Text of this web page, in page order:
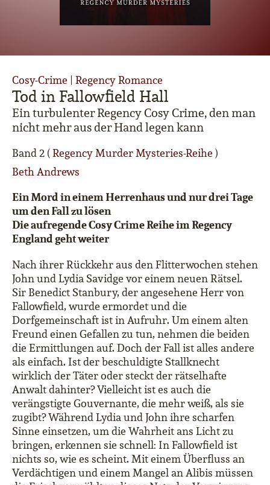
Tod in Fallowfield Hall
Ein turbulenter Regency Cosy Crime, den man
nicht mehr aus der Hand legen kann
Band 2 (Regency Murder Mysteries-Reihe )
Beth Andrews
Cosy-Crime | Regency Romance
Ein Mord in einem Herrenhaus und nur drei Tage
um den Fall zu lösen
Die aufregende Cosy Crime Reihe im Regency
England geht weiter
Nach ihrer Rückkehr aus den Flitterwochen stehen
John und Lydia Savidge vor einem neuen Rätsel.
Sir Benedict Stanbury, der angesehene Herr von
Fallowfield, wurde ermordet und die
Dorfgemeinschaft ist in Aufruhr. Um einem alten
Freund einen Gefallen zu tun, nehmen die beiden
die Ermittlungen auf. Doch der Fall ist alles andere
als einfach. Ist der beschuldigte Stallknecht
wirklich der Täter oder steckt der rätselhafte
Anwalt dahinter? Vielleicht ist es auch die
verängstigte Gouvernante, die mehr weiß, als sie
zugibt? Während Lydia und John ihre scharfen
Sinne einsetzen, um die Wahrheit ans Licht zu
bringen, erkennen sie schnell: In Fallowfield ist
nichts so, wie es scheint. Mit einem Überfluss an
Verdächtigen und einem Mangel an Alibis müssen